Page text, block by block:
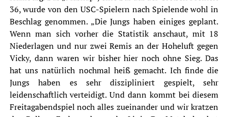
36, wurde von den USC-Spielern nach Spielende wohl in
Beschlag genommen. „Die Jungs haben einiges geplant.
Wenn man sich vorher die Statistik anschaut, mit 18
Niederlagen und nur zwei Remis an der Hoheluft gegen
Vicky, dann waren wir bisher hier noch ohne Sieg. Das
hat uns natürlich nochmal heiß gemacht. Ich finde die
Jungs haben es sehr diszipliniert gespielt, sehr
leidenschaftlich verteidigt. Und dann kommt bei diesem
Freitagabendspiel noch alles zueinander und wir kratzen